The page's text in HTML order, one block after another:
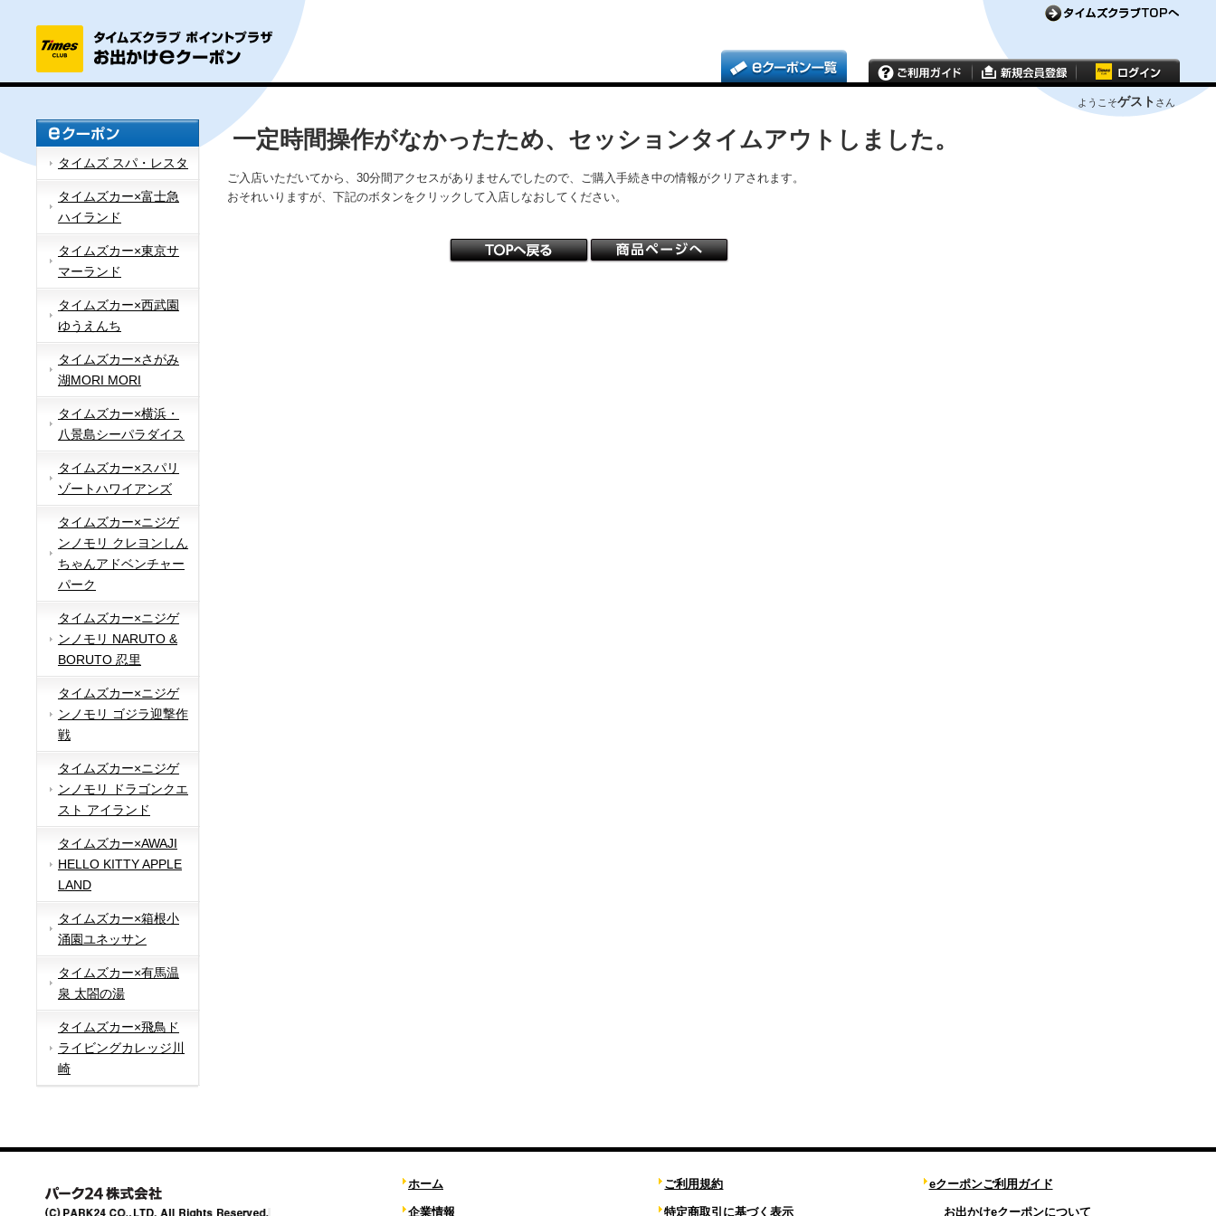
ようこそゲスト さん
タイムズ スパ・レスタ
タイムズカー×富士急
ハイランド
タイムズカー×東京サ
マーランド
タイムズカー×西武園
ゆうえんち
タイムズカー×さがみ
湖MORI MORI
タイムズカー×横浜・
八景島シーパラダイス
タイムズカー×スパリ
ゾートハワイアンズ
タイムズカー×ニジゲ
ンノモリ クレヨンしん
ちゃんアドベンチャー
パーク
タイムズカー×ニジゲ
ンノモリ NARUTO &
BORUTO 忍里
タイムズカー×ニジゲ
ンノモリ ゴジラ迎撃作
戦
タイムズカー×ニジゲ
ンノモリ ドラゴンクエ
スト アイランド
タイムズカー×AWAJI
HELLO KITTY APPLE
LAND
タイムズカー×箱根小
涌園ユネッサン
タイムズカー×有馬温
泉 太閤の湯
タイムズカー×飛鳥ド
ライビングカレッジ川
崎
一定時間操作がなかったため、セッションタイムアウトしました。
ご入店いただいてから、30分間アクセスがありませんでしたので、ご購入手続き中の情報がクリアされます。
おそれいりますが、下記のボタンをクリックして入店しなおしてください。
ホーム
企業情報
ご利用規約
特定商取引に基づく表示
eクーポンご利用ガイド
お出かけeクーポンについて